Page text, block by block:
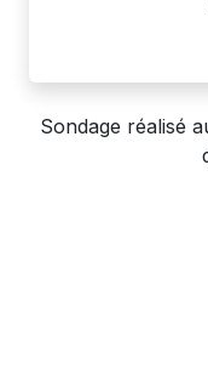
Sondage réalisé